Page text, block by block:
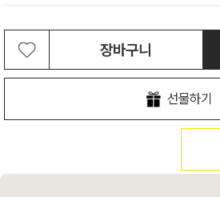
장바구니
선물하기